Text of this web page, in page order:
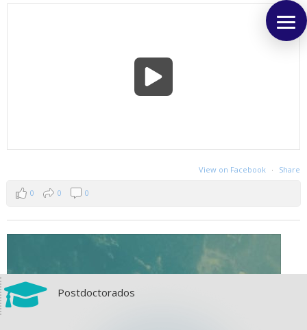
View on Facebook · Share
0 0 0
 Postdoctorados